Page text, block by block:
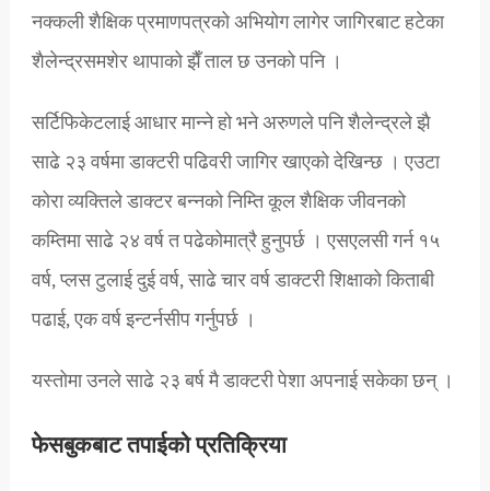
नक्कली शैक्षिक प्रमाणपत्रको अभियोग लागेर जागिरबाट हटेका
शैलेन्द्रसमशेर थापाको झैँ ताल छ उनको पनि ।
सर्टिफिकेटलाई आधार मान्ने हो भने अरुणले पनि शैलेन्द्रले झै
साढे २३ वर्षमा डाक्टरी पढिवरी जागिर खाएको देखिन्छ । एउटा
कोरा व्यक्तिले डाक्टर बन्नको निम्ति कूल शैक्षिक जीवनको
कम्तिमा साढे २४ वर्ष त पढेकोमात्रै हुनुपर्छ । एसएलसी गर्न १५
वर्ष, प्लस टुलाई दुई वर्ष, साढे चार वर्ष डाक्टरी शिक्षाको किताबी
पढाई, एक वर्ष इन्टर्नसीप गर्नुपर्छ ।
यस्तोमा उनले साढे २३ बर्ष मै डाक्टरी पेशा अपनाई सकेका छन् ।
फेसबुकबाट तपाईको प्रतिक्रिया